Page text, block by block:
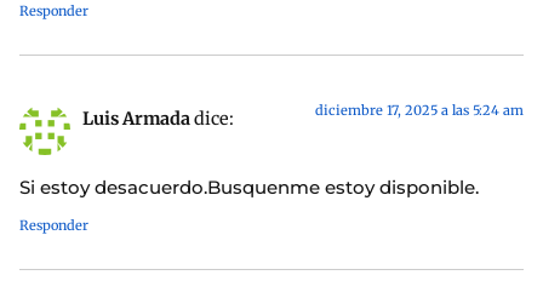
Responder
Luis Armadadice: diciembre 17, 2025 a las 5:24 am
Si estoy desacuerdo.Busquenme estoy disponible.
Responder